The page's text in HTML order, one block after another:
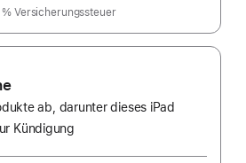
Versicherungssteuer
ab, darunter dieses iPad
Kündigung